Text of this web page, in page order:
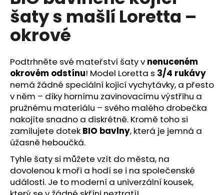
5,0
z
5
hvězdiček.
šaty s mašlí Loretta –
okrové
Podtrhněte své mateřství šaty v nenuceném
okrovém odstínu! Model Loretta s 3/4 rukávy
nemá žádné speciální kojicí vychytávky, a přesto
v něm – díky hornímu zavinovacímu výstřihu a
pružnému materiálu – svého malého drobečka
nakojíte snadno a diskrétně. Kromě toho si
zamilujete dotek BIO bavlny, která je jemná a
úžasně heboučká.
Tyhle šaty si můžete vzít do města, na
dovolenou k moři a hodí se i na společenské
události. Je to moderní a univerzální kousek,
u
j
e
m
e